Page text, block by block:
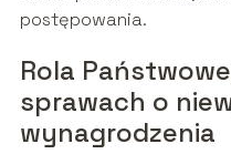
postępowania.
Rola
sprawach o
wynagrodzenia